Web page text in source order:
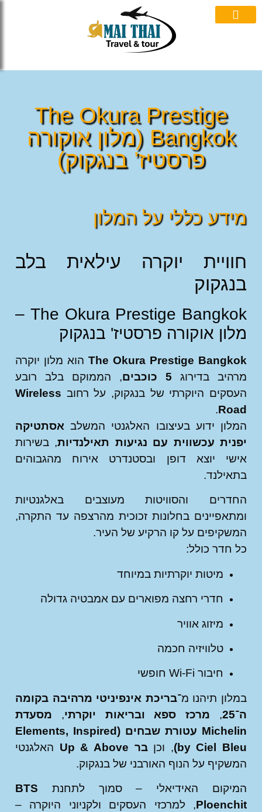
The Okura Prestige
Bangkok (מלון אוקורה
פרסטיז’ בנגקוק)
כללי על המלון
יוקרה עילאית בלב
The Okura Prestige Bangkok –
אוקורה פרסטיז' בנגקוק
The Okura Prestigeהוא מלון יוקרה
בדירוג5 כוכבים
, הממוקם בלב רובע
היוקרתי של בנגקוק, על רחוב Wireless
.
ידוע בעיצובו האלגנטי המשלבאסתטיקה
עכשווית עם נגיעות תאילנדיות, בשירות
יוצא דופן ובסטנדרט אירוח מהגבוהים
והסוויטות מעוצבים באלגנטיות
בחלונות זכוכית מהרצפה עד התקרה,
על קו הרקיע של העיר.
חדר כולל:
מיטות יוקרתיות במיוחד
חדרי רחצה מפוארים עם אמבטיה גדולה
מיזוג אוויר
טלוויזיה חכמה
חיבור Wi-Fi חופשי
תיהנו מ־בריכת אינפיניטי מרהיבה בקומה
,מרכז ספא ובריאות יוקרתי,מסעדת
Michelin עטורת שבחים (Elements, Inspired
by Ciel , וכןבר Up & Above
האלגנטי
על הנוף האורבני של בנגקוק.
האידיאלי – סמוך לתחנתBTS
, למרכזי העסקים ולקניוני היוקרה –